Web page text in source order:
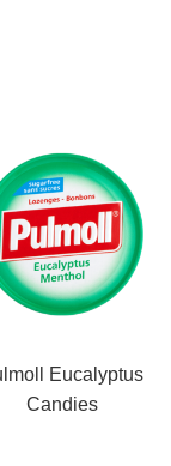
Eucalyptus
Candies